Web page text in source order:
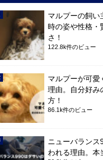
マルプーの飼い
時の姿や性格・
さ！
122.8k件のビュー
マルプーが可愛
理由。自分好み
方！
86.1k件のビュー
ニューバランス
われる理由。本